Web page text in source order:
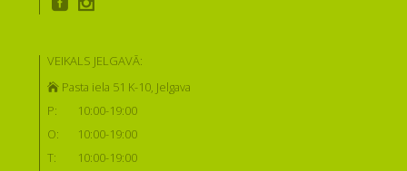
VEIKALS JELGAVĀ:
Pasta iela 51 K-10, Jelgava
P:
10:00-19:00
O:
10:00-19:00
T:
10:00-19:00